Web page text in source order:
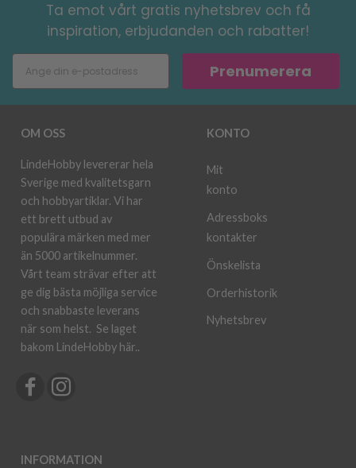
Ta emot vårt gratis nyhetsbrev och få
inspiration, erbjudanden och rabatter!
Prenumerera
OM OSS
LindeHobby levererar hela
Sverige med kvalitetsgarn
och hobbyartiklar. Vi har
ett brett utbud av
populära märken med mer
än 5000 artikelnummer.
Vårt team strävar efter att
ge dig bästa möjliga service
och snabbaste leverans
när som helst. Se laget
bakom LindeHobby här..
INFORMATION
KONTO
Mit
konto
Adressboks
kontakter
Önskelista
Orderhistorik
Nyhetsbrev